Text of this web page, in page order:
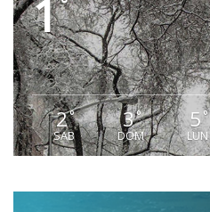
1
2°
SAB
3°
DOM
5°
LUN